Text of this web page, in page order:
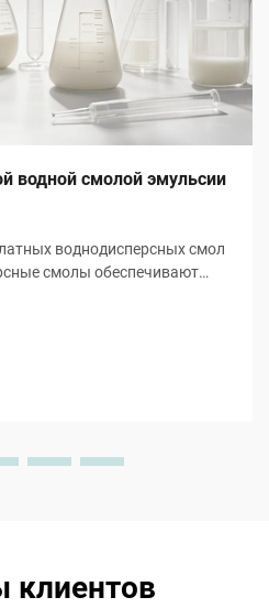
водной смолой эмульсии
воднодисперсных смол
смолы обеспечивают
снижает температуру
клиентов